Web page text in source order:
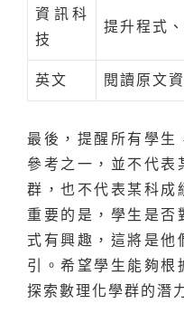
資訊科
技
提升程式
英文 閱讀原文
最後，提醒所有學生
參考之一，並不代表
群，也不代表某科成
重要的是，學生是否
式有興趣，這將是他
引。希望學生能夠根
探索數理化學群的潛